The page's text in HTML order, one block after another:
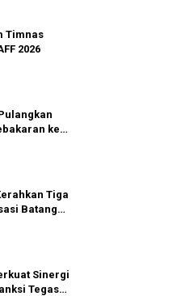
Timnas
2026
ke
Tiga
Batang
Sinergi
Tegas